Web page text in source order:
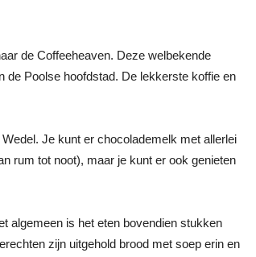
de Coffeeheaven. Deze welbekende
de Poolse hoofdstad. De lekkerste koffie en
Je kunt er chocolademelk met allerlei
rum tot noot), maar je kunt er ook genieten
algemeen is het eten bovendien stukken
zijn uitgehold brood met soep erin en